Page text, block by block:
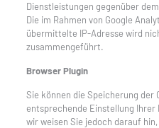
Dienstleistungen gegenüber
Die im Rahmen von Google
übermittelte IP-Adresse wird
zusammengeführt.
Browser Plugin
Sie können die Speicherung der
entsprechende Einstellung
wir weisen Sie jedoch darauf